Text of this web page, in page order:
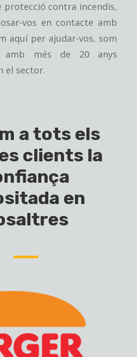
protecció contra incendis,
vos en contacte amb
aquí per ajudar-vos, som
amb més de 20 anys
el sector.
a tots els
clients la
en